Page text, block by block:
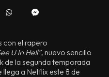
con el rapero
U In Hell”, nuevo sencillo
de la segunda temporada
llega a Netflix este 8 de